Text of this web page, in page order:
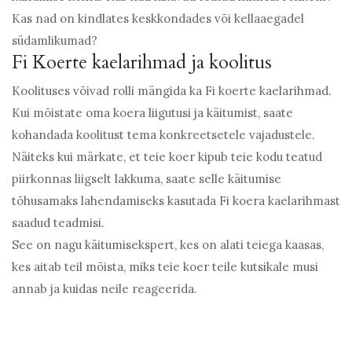
Kas nad on kindlates keskkondades või kellaaegadel
südamlikumad?
Fi Koerte kaelarihmad ja koolitus
Koolituses võivad rolli mängida ka Fi koerte kaelarihmad.
Kui mõistate oma koera liigutusi ja käitumist, saate
kohandada koolitust tema konkreetsetele vajadustele.
Näiteks kui märkate, et teie koer kipub teie kodu teatud
piirkonnas liigselt lakkuma, saate selle käitumise
tõhusamaks lahendamiseks kasutada Fi koera kaelarihmast
saadud teadmisi.
See on nagu käitumisekspert, kes on alati teiega kaasas,
kes aitab teil mõista, miks teie koer teile kutsikale musi
annab ja kuidas neile reageerida.